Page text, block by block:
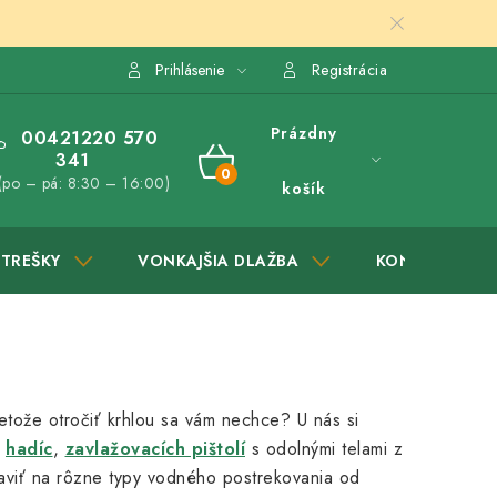
Prihlásenie Registrácia
00421220 570
341
– pá: 8:30 – 16:00)
NÁKUPNÝ
Prázdny
košík
VONKAJŠIA DLAŽBA KONTAKTY
otročiť krhlou sa vám nechce? U nás si
hadíc, zavlažovacích pištolís odolnými telami z
na rôzne typy vodného postrekovania od